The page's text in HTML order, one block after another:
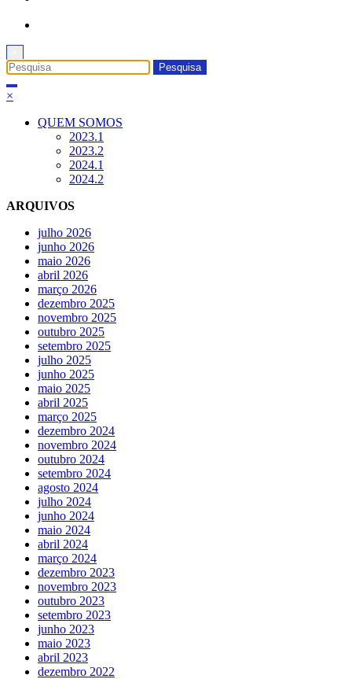
×
QUEM SOMOS
2023.1
2023.2
2024.1
2024.2
ARQUIVOS
julho 2026
junho 2026
maio 2026
abril 2026
março 2026
dezembro 2025
novembro 2025
outubro 2025
setembro 2025
julho 2025
junho 2025
maio 2025
abril 2025
março 2025
dezembro 2024
novembro 2024
outubro 2024
setembro 2024
agosto 2024
julho 2024
junho 2024
maio 2024
abril 2024
março 2024
dezembro 2023
novembro 2023
outubro 2023
setembro 2023
junho 2023
maio 2023
abril 2023
dezembro 2022